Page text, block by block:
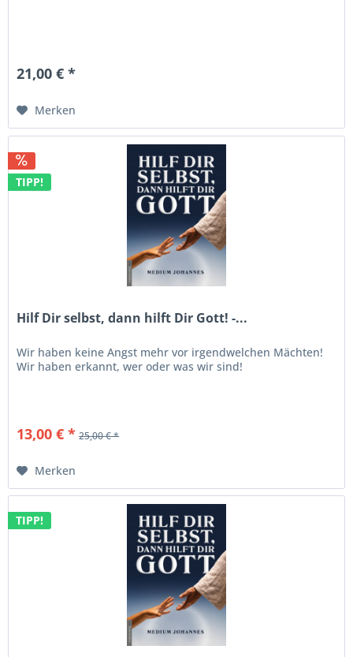
21,00 € *
Merken
TIPP!
Hilf Dir selbst, dann hilft Dir Gott! -...
Wir haben keine Angst mehr vor irgendwelchen Mächten!
Wir haben erkannt, wer oder was wir sind!
13,00 € * 25,00 € *
Merken
TIPP!